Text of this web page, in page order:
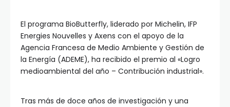
El programa BioButterfly, liderado por Michelin, IFP
Energies Nouvelles y Axens con el apoyo de la
Agencia Francesa de Medio Ambiente y Gestión de
la Energía (ADEME), ha recibido el premio al «Logro
medioambiental del año – Contribución industrial».
Tras más de doce años de investigación y una